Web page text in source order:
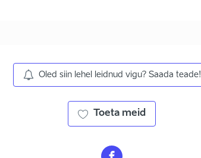
Oled siin lehel leidnud vigu? Saada teade!
Toeta meid